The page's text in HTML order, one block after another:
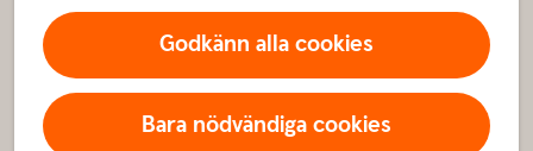
Godkänn alla cookies
Bara nödvändiga cookies
Spärrhjälp
Hitta bankkontor
Bli kund